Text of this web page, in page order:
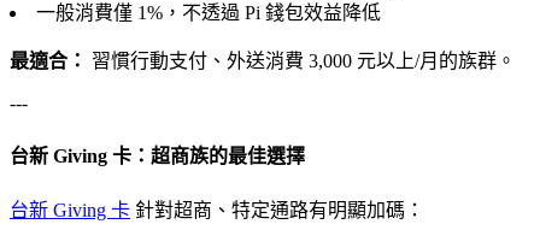
一般消費僅 1%，不透過 Pi 錢包效益降低
最適合： 習慣行動支付、外送消費 3,000 元以上/月的族群。
---
台新 Giving 卡：超商族的最佳選擇
台新 Giving 卡 針對超商、特定通路有明顯加碼：